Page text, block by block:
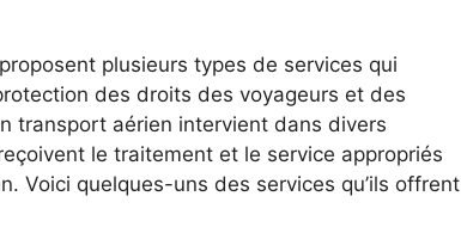
plusieurs types de services qui
des droits des voyageurs et des
transport aérien intervient dans divers
le traitement et le service appropriés
Voici quelques-uns des services qu’ils offrent